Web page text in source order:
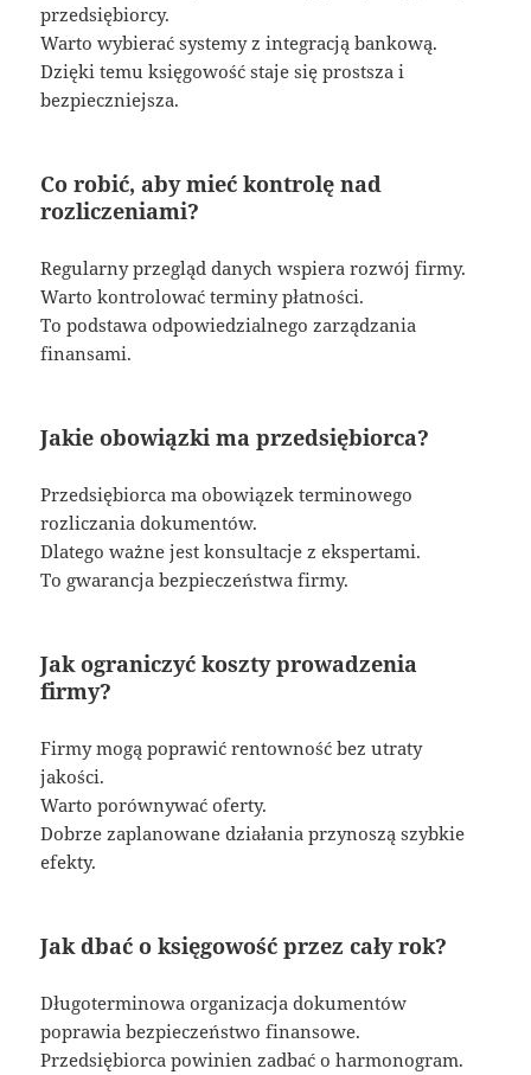
przedsiębiorcy.
Warto wybierać systemy z integracją bankową.
Dzięki temu księgowość staje się prostsza i
bezpieczniejsza.
Co robić, aby mieć kontrolę nad
rozliczeniami?
Regularny przegląd danych wspiera rozwój firmy.
Warto kontrolować terminy płatności.
To podstawa odpowiedzialnego zarządzania
finansami.
Jakie obowiązki ma przedsiębiorca?
Przedsiębiorca ma obowiązek terminowego
rozliczania dokumentów.
Dlatego ważne jest konsultacje z ekspertami.
To gwarancja bezpieczeństwa firmy.
Jak ograniczyć koszty prowadzenia
firmy?
Firmy mogą poprawić rentowność bez utraty
jakości.
Warto porównywać oferty.
Dobrze zaplanowane działania przynoszą szybkie
efekty.
Jak dbać o księgowość przez cały rok?
Długoterminowa organizacja dokumentów
poprawia bezpieczeństwo finansowe.
Przedsiębiorca powinien zadbać o harmonogram.